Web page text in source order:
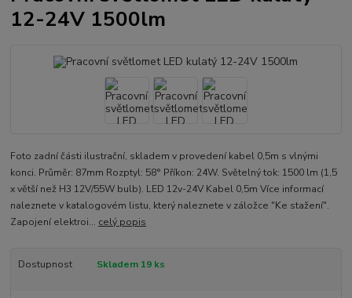
12-24V 1500lm
Foto zadní části ilustrační, skladem v provedení kabel 0,5m s vlnými
konci. Průměr: 87mm Rozptyl: 58° Příkon: 24W. Světelný tok: 1500 lm (1,5
x větší než H3 12V/55W bulb). LED 12v-24V Kabel 0,5m Více informací
naleznete v katalogovém listu, který naleznete v záložce "Ke stažení".
Zapojení elektroi... celý popis
Dostupnost Skladem 19 ks